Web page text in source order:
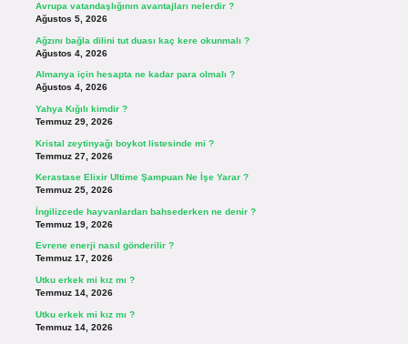
Avrupa vatandaşlığının avantajları nelerdir ?
Ağustos 5, 2026
Ağzını bağla dilini tut duası kaç kere okunmalı ?
Ağustos 4, 2026
Almanya için hesapta ne kadar para olmalı ?
Ağustos 4, 2026
Yahya Kığılı kimdir ?
Temmuz 29, 2026
Kristal zeytinyağı boykot listesinde mi ?
Temmuz 27, 2026
Kerastase Elixir Ultime Şampuan Ne İşe Yarar ?
Temmuz 25, 2026
İngilizcede hayvanlardan bahsederken ne denir ?
Temmuz 19, 2026
Evrene enerji nasıl gönderilir ?
Temmuz 17, 2026
Utku erkek mi kız mı ?
Temmuz 14, 2026
Utku erkek mi kız mı ?
Temmuz 14, 2026